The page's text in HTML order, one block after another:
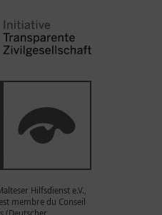
Hilfsdienst e.V.,
membre du Conseil
(Deutscher